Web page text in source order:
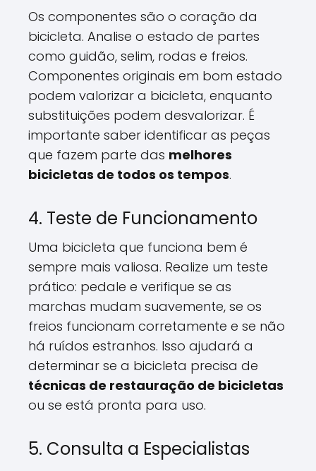
Os componentes são o coração da
bicicleta. Analise o estado de partes
como guidão, selim, rodas e freios.
Componentes originais em bom estado
podem valorizar a bicicleta, enquanto
substituições podem desvalorizar. É
importante saber identificar as peças
que fazem parte das melhores
bicicletas de todos os tempos.
4. Teste de Funcionamento
Uma bicicleta que funciona bem é
sempre mais valiosa. Realize um teste
prático: pedale e verifique se as
marchas mudam suavemente, se os
freios funcionam corretamente e se não
há ruídos estranhos. Isso ajudará a
determinar se a bicicleta precisa de
técnicas de restauração de bicicletas
ou se está pronta para uso.
5. Consulta a Especialistas